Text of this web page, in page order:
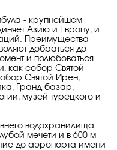
- крупнейшем
Азию и Европу, и
Преимущества
добраться до
и полюбоваться
как собор Святой
Святой Ирен,
Гранд базар,
музей турецкого и
водохранилища
мечети и в 600 м
до аэропорта имени